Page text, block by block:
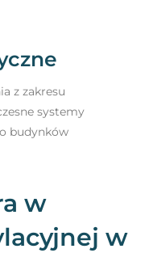
z zakresu
systemy
budynków
w
w